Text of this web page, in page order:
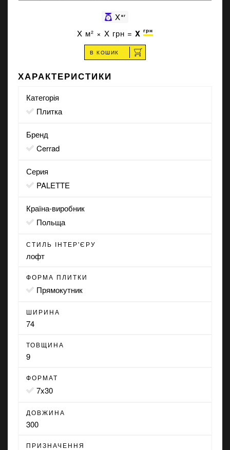
Xкг
X м² × X грн = X грн
В КОШИК
ХАРАКТЕРИСТИКИ
Категорія
Плитка
Бренд
Cerrad
Серия
PALETTE
Країна-виробник
Польща
СТИЛЬ ІНТЕР'ЄРУ
лофт
ФОРМА ПЛИТКИ
прямокутник
ШИРИНА
74
ТОВЩИНА
9
ФОРМАТ
7x30
ДОВЖИНА
300
ПРИЗНАЧЕННЯ